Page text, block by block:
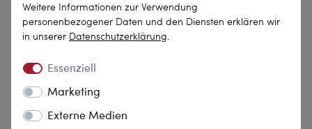
Weitere Informationen zur Verwendung
personenbezogener Daten und den Diensten erklären wir
in unserer Daten­schutz­erklärung.
Essenziell
Marketing
Externe Medien